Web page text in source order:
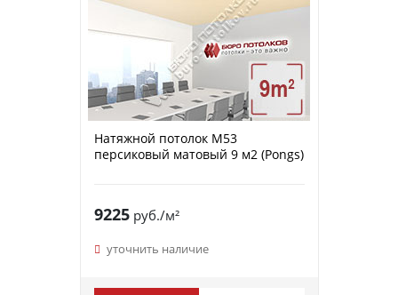
Натяжной потолок M53
персиковый матовый 9 м2 (Pongs)
9225руб./м²
уточнить наличие